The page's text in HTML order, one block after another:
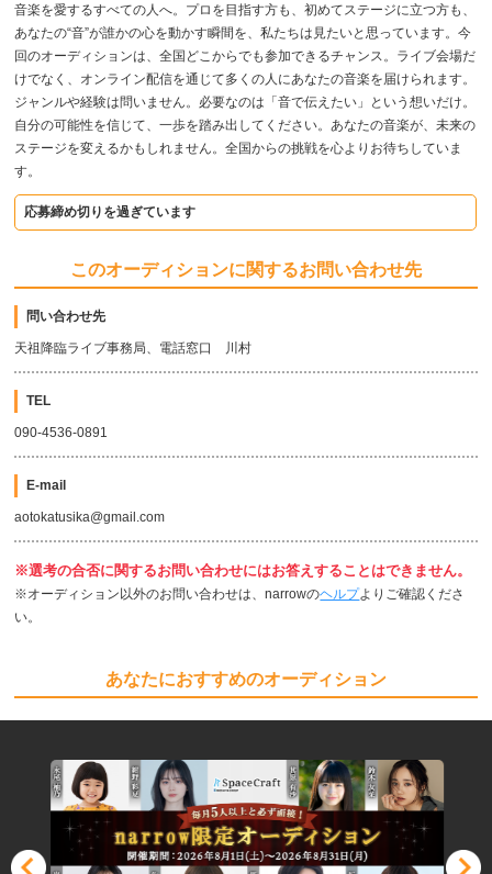
音楽を愛するすべての人へ。プロを目指す方も、初めてステージに立つ方も、
あなたの“音”が誰かの心を動かす瞬間を、私たちは見たいと思っています。今
回のオーディションは、全国どこからでも参加できるチャンス。ライブ会場だ
けでなく、オンライン配信を通じて多くの人にあなたの音楽を届けられます。
ジャンルや経験は問いません。必要なのは「音で伝えたい」という想いだけ。
自分の可能性を信じて、一歩を踏み出してください。あなたの音楽が、未来の
ステージを変えるかもしれません。全国からの挑戦を心よりお待ちしていま
す。
応募締め切りを過ぎています
このオーディションに関するお問い合わせ先
問い合わせ先
天祖降臨ライブ事務局、電話窓口 川村
TEL
090-4536-0891
E-mail
aotokatusika@gmail.com
※選考の合否に関するお問い合わせにはお答えすることはできません。
※オーディション以外のお問い合わせは、narrowのヘルプよりご確認くださ
い。
あなたにおすすめのオーディション